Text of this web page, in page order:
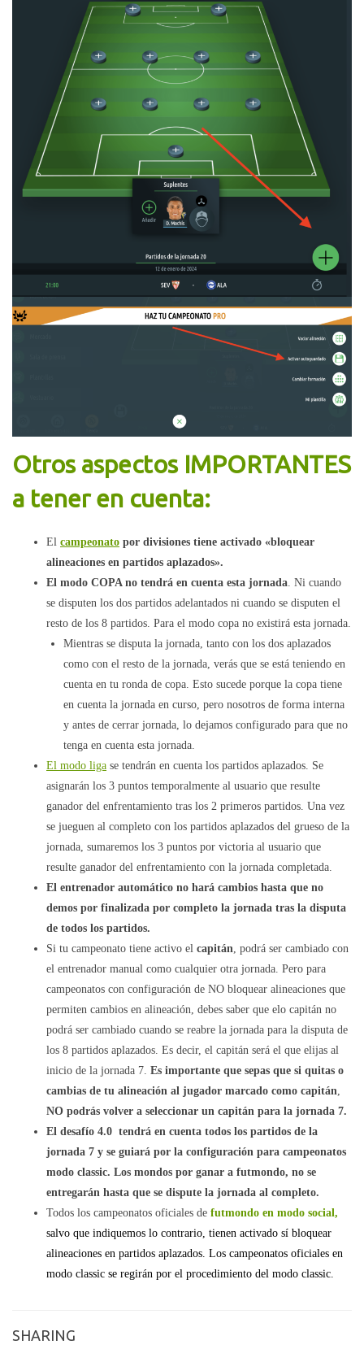
Otros aspectos IMPORTANTES
a tener en cuenta:
El campeonato por divisiones tiene activado «bloquear
alineaciones en partidos aplazados».
El modo COPA no tendrá en cuenta esta jornada. Ni cuando
se disputen los dos partidos adelantados ni cuando se disputen el
resto de los 8 partidos. Para el modo copa no existirá esta jornada.
Mientras se disputa la jornada, tanto con los dos aplazados
como con el resto de la jornada, verás que se está teniendo en
cuenta en tu ronda de copa. Esto sucede porque la copa tiene
en cuenta la jornada en curso, pero nosotros de forma interna
y antes de cerrar jornada, lo dejamos configurado para que no
tenga en cuenta esta jornada.
El modo liga se tendrán en cuenta los partidos aplazados. Se
asignarán los 3 puntos temporalmente al usuario que resulte
ganador del enfrentamiento tras los 2 primeros partidos. Una vez
se jueguen al completo con los partidos aplazados del grueso de la
jornada, sumaremos los 3 puntos por victoria al usuario que
resulte ganador del enfrentamiento con la jornada completada.
El entrenador automático no hará cambios hasta que no
demos por finalizada por completo la jornada tras la disputa
de todos los partidos.
Si tu campeonato tiene activo el capitán, podrá ser cambiado con
el entrenador manual como cualquier otra jornada. Pero para
campeonatos con configuración de NO bloquear alineaciones que
permiten cambios en alineación, debes saber que elo capitán no
podrá ser cambiado cuando se reabre la jornada para la disputa de
los 8 partidos aplazados. Es decir, el capitán será el que elijas al
inicio de la jornada 7. Es importante que sepas que si quitas o
cambias de tu alineación al jugador marcado como capitán,
NO podrás volver a seleccionar un capitán para la jornada 7.
El desafío 4.0 tendrá en cuenta todos los partidos de la
jornada 7 y se guiará por la configuración para campeonatos
modo classic. Los mondos por ganar a futmondo, no se
entregarán hasta que se dispute la jornada al completo.
Todos los campeonatos oficiales de futmondo en modo social,
salvo que indiquemos lo contrario, tienen activado sí bloquear
alineaciones en partidos aplazados. Los campeonatos oficiales en
modo classic se regirán por el procedimiento del modo classic.
SHARING